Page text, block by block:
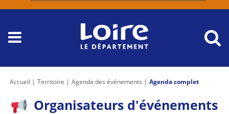
Accueil Territoire Agenda des événements Agenda complet
Organisateurs d'événements